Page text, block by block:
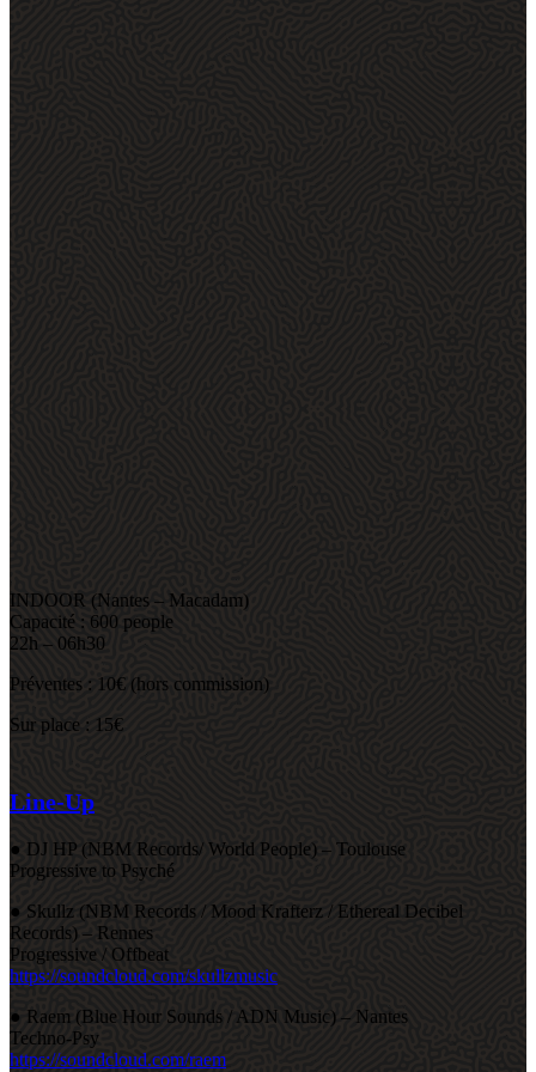
INDOOR (Nantes – Macadam)
Capacité : 600 people
22h – 06h30
Préventes : 10€ (hors commission)
Sur place : 15€
Line-Up
● DJ HP (NBM Records/ World People) – Toulouse
Progressive to Psyché
● Skullz (NBM Records / Mood Krafterz / Ethereal Decibel
Records) – Rennes
Progressive / Offbeat
https://soundcloud.com/skullzmusic
● Raem (Blue Hour Sounds / ADN Music) – Nantes
Techno-Psy
https://soundcloud.com/raem